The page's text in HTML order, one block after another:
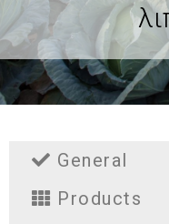
General
Products